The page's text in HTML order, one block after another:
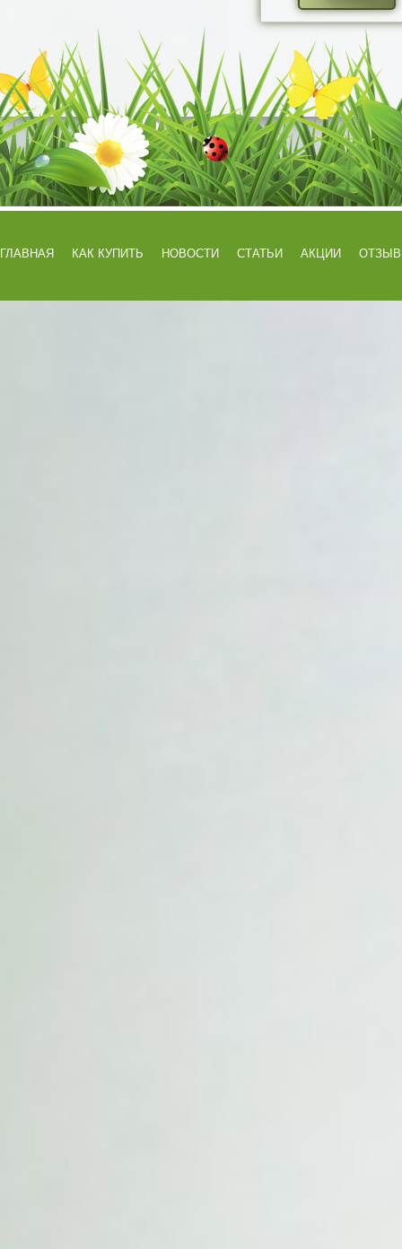
ГЛАВНАЯ КАК КУПИТЬ НОВОСТИ СТАТЬИ АКЦИИ